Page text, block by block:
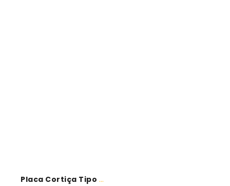
Placa Cortiça Tipo R.E.V. À Vista...